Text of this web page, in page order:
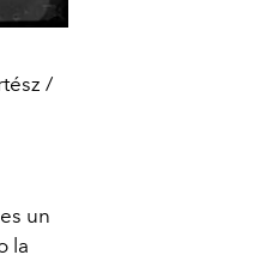
/
un
la